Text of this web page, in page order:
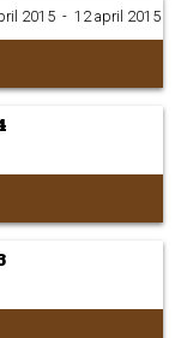
2015 ­ - ­ 12 april 2015